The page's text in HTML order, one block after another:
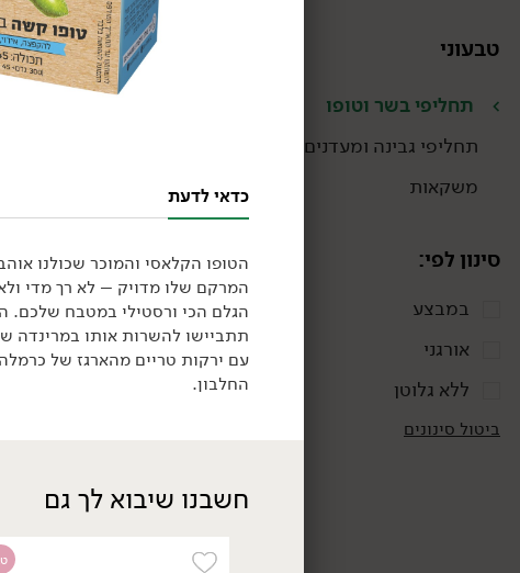
טבעוני
תחליפי בשר וטופו
תחליפי גבינה ומעדנים
משקאות
סינון לפי:
במבצע
אורגני
ללא גלוטן
ביטול סינונים
תחליפי בשר
טבעוני
18.90
₪/ יח׳
כדאי לדעת
הטופו הקלאסי והמוכר שכולנו
המרקם שלו מדויק – לא רך מדי
הגלם הכי ורסטילי במטבח שלכם.
תתביישו להשרות אותו במרינדה
עם ירקות טריים מהארגז של
החלבון.
חשבנו שיבוא לך גם